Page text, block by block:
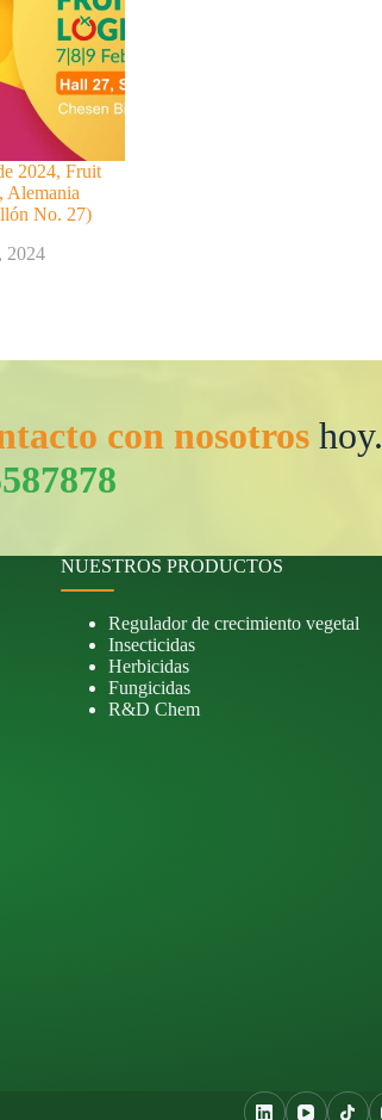
2024, Fruit
Alemania
No. 27)
2024
con nosotroshoy.
NUESTROS PRODUCTOS
Regulador de crecimiento vegetal
Insecticidas
Herbicidas
Fungicidas
R&D Chem